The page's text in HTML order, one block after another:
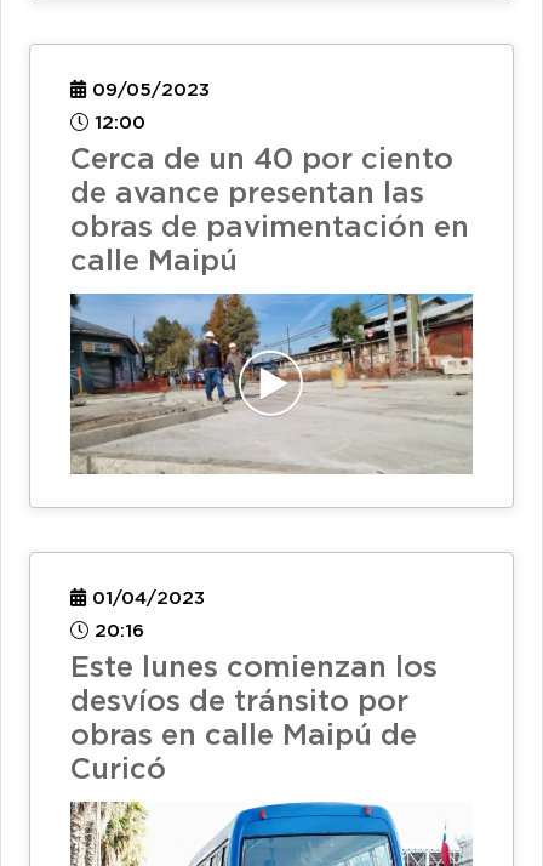
09/05/2023
12:00
Cerca de un 40 por ciento
de avance presentan las
obras de pavimentación en
calle Maipú
01/04/2023
20:16
Este lunes comienzan los
desvíos de tránsito por
obras en calle Maipú de
Curicó